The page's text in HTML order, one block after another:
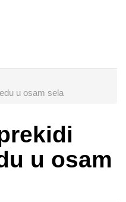
u osam sela
u osam